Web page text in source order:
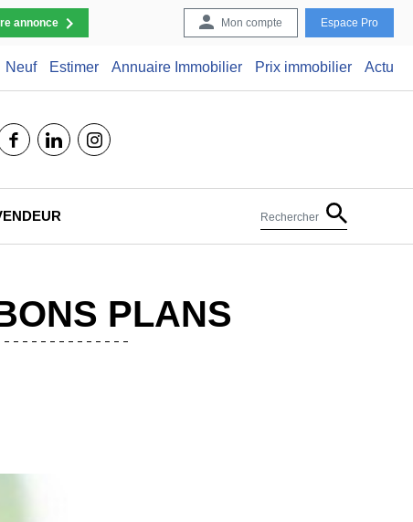
annonce Mon compte Espace Pro
Neuf Estimer Annuaire Immobilier Prix immobilier Actu
facebooklinkedin
Rechercher
PLANS